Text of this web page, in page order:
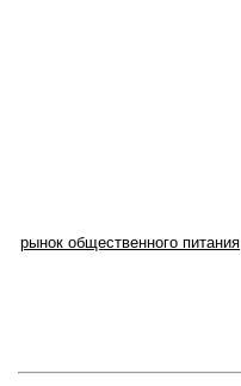
рынок общественного питания